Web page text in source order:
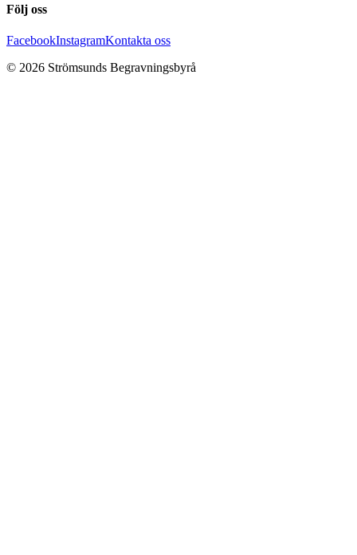
Följ oss
FacebookInstagramKontakta oss
© 2026 Strömsunds Begravningsbyrå